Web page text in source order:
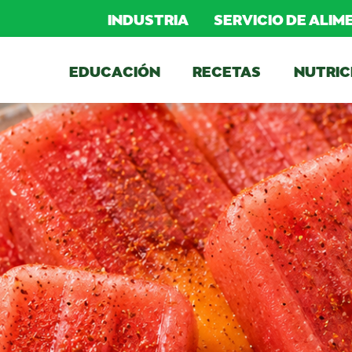
INDUSTRIA SERVICIO DE
EDUCACIÓN RECETAS